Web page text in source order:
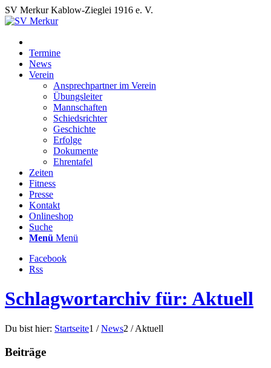
SV Merkur Kablow-Zieglei 1916 e. V.
Termine
News
Verein
Ansprechpartner im Verein
Übungsleiter
Mannschaften
Schiedsrichter
Geschichte
Erfolge
Dokumente
Ehrentafel
Zeiten
Fitness
Presse
Kontakt
Onlineshop
Suche
Menü Menü
Facebook
Rss
Schlagwortarchiv für: Aktuell
Du bist hier: Startseite1 / News2 / Aktuell
Beiträge